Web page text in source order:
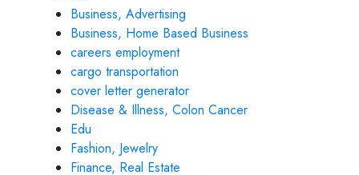
Business, Advertising
Business, Home Based Business
careers employment
cargo transportation
cover letter generator
Disease & Illness, Colon Cancer
Edu
Fashion, Jewelry
Finance, Real Estate